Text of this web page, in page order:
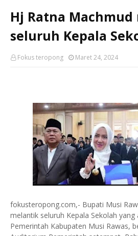
Hj Ratna
seluruh Kepala
Fokus teropong Maret 24, 2024
fokusteropong.com,- Bupati Musi
melantik seluruh Kepala Sekolah yang
Pemerintah Kabupaten Musi Rawas,